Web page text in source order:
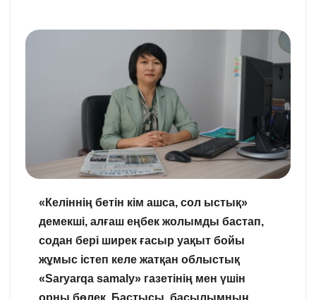
«Келіннің бетін кім ашса, сол ыстық»
демекші, алғаш еңбек жолымды бастап,
содан бері ширек ғасыр уақыт бойы
жұмыс істеп келе жатқан облыстық
«Saryarqa samаly» газетінің мен үшін
орны бөлек. Бастысы, басылымның